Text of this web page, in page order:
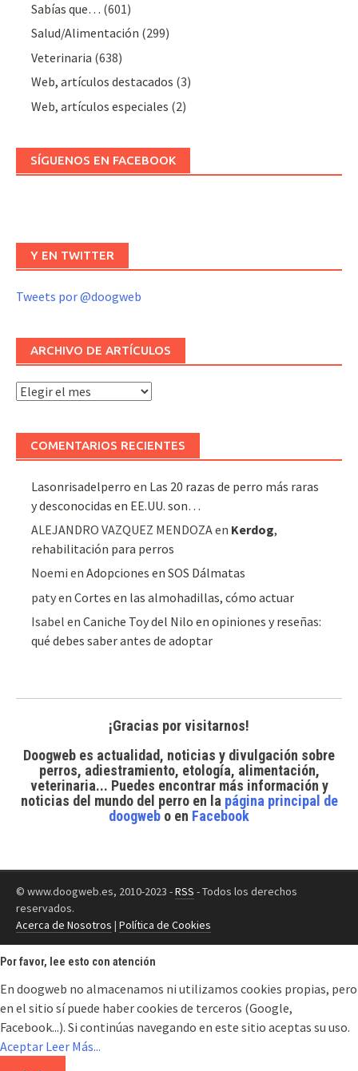
Sabías que… (601)
Salud/Alimentación (299)
Veterinaria (638)
Web, artículos destacados (3)
Web, artículos especiales (2)
SÍGUENOS EN FACEBOOK
Y EN TWITTER
Tweets por @doogweb
ARCHIVO DE ARTÍCULOS
Archivo
COMENTARIOS RECIENTES
Lasonrisadelperro en Las 20 razas de perro más raras
y desconocidas en EE.UU. son…
ALEJANDRO VAZQUEZ MENDOZAen Kerdog,
rehabilitación para perros
Noemi enAdopciones en SOS Dálmatas
patyenCortes en las almohadillas, cómo actuar
Isabel enCaniche Toy del Nilo en opiniones y reseñas:
qué debes saber antes de adoptar
¡Gracias por visitarnos!
Doogweb es actualidad, noticias y divulgación sobre
perros, adiestramiento, etología, alimentación,
veterinaria... Puedes encontrar más información y
noticias del mundo del perroen la página principal de
doogweb o en Facebook
© www.doogweb.es, 2010-2023 -RSS - Todos los derechos
reservados.
Acerca de Nosotros | Política de Cookies
Por favor, lee esto con atención
En doogweb no almacenamos ni utilizamos cookies propias, pero
en el sitio sí puede haber cookies de terceros (Google,
Facebook...). Si continúas navegando en este sitio aceptas su uso.
Aceptar Leer Más...